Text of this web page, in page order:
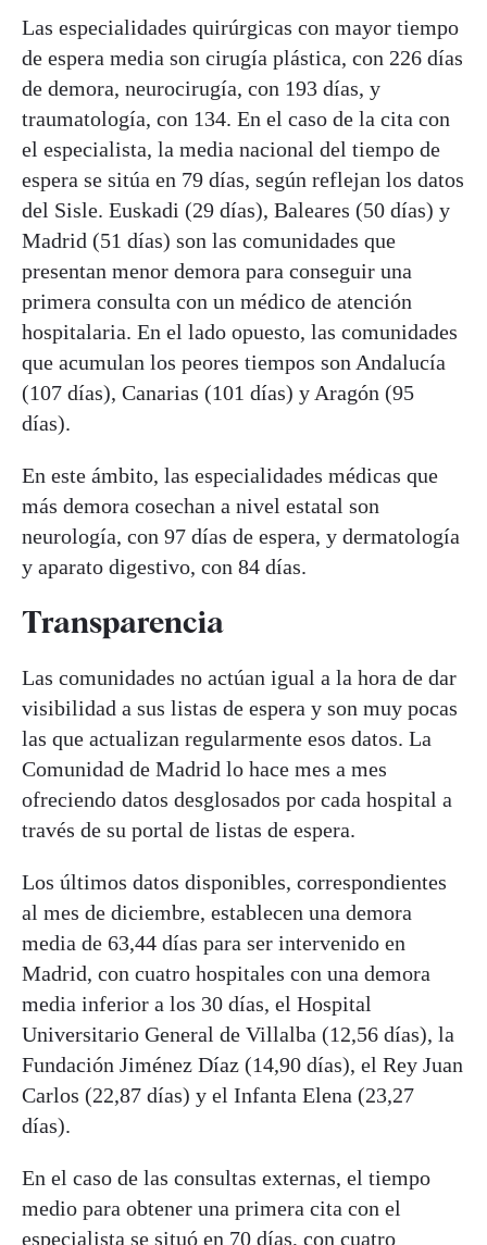
Las especialidades quirúrgicas con mayor tiempo
de espera media son cirugía plástica, con 226 días
de demora, neurocirugía, con 193 días, y
traumatología, con 134. En el caso de la cita con
el especialista, la media nacional del tiempo de
espera se sitúa en 79 días, según reflejan los datos
del Sisle. Euskadi (29 días), Baleares (50 días) y
Madrid (51 días) son las comunidades que
presentan menor demora para conseguir una
primera consulta con un médico de atención
hospitalaria. En el lado opuesto, las comunidades
que acumulan los peores tiempos son Andalucía
(107 días), Canarias (101 días) y Aragón (95
días).
En este ámbito, las especialidades médicas que
más demora cosechan a nivel estatal son
neurología, con 97 días de espera, y dermatología
y aparato digestivo, con 84 días.
Transparencia
Las comunidades no actúan igual a la hora de dar
visibilidad a sus listas de espera y son muy pocas
las que actualizan regularmente esos datos. La
Comunidad de Madrid lo hace mes a mes
ofreciendo datos desglosados por cada hospital a
través de su portal de listas de espera.
Los últimos datos disponibles, correspondientes
al mes de diciembre, establecen una demora
media de 63,44 días para ser intervenido en
Madrid, con cuatro hospitales con una demora
media inferior a los 30 días, el Hospital
Universitario General de Villalba (12,56 días), la
Fundación Jiménez Díaz (14,90 días), el Rey Juan
Carlos (22,87 días) y el Infanta Elena (23,27
días).
En el caso de las consultas externas, el tiempo
medio para obtener una primera cita con el
especialista se situó en 70 días, con cuatro